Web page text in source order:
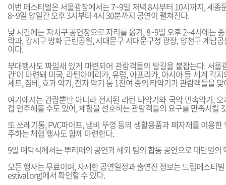
이번 페스티벌은 서울광장에서는 7~9일 저녁 8시부터 10시까지, 세종
8~9일 양일간 오후 3시부터 4시 30분까지 공연이 펼쳐진다.
낮 시간에는 자치구 공연장으로 자리를 옮겨, 8~9일 오후 2~4시에는
락과, 강서구 방화 근린공원, 서대문구 서대문구청 광장, 양천구 계남
이다.
부대행사도 짜임새 있게 마련되어 관람객들의 발길을 붙잡는다. 서울
관’이 마련돼 미국, 라틴아메리카, 유럽, 아프리카, 아시아 등 세계 각
세트, 짐베, 효과 악기, 전자 악기 등 1천여 종의 타악기가 관람객들을
여기에서는 관람뿐만 아니라 전시된 라틴 타악기와 국악 민속악기,
접 연주해볼 수도 있어, 체험을 선호하는 관람객들의 요구를 만족시킬
또 쓰레기통, PVC파이프, 냄비 뚜껑 등의 생활용품과 폐자재를 이용
주하는 체험 행사도 함께 마련한다.
9일 폐막식에서는 뿌리패의 공연과 해외 팀의 합동 공연으로 대단원의
모든 행사는 무료이며, 자세한 공연일정과 출연진 정보는 드럼페스티
estival.org)에서 확인할 수 있다.